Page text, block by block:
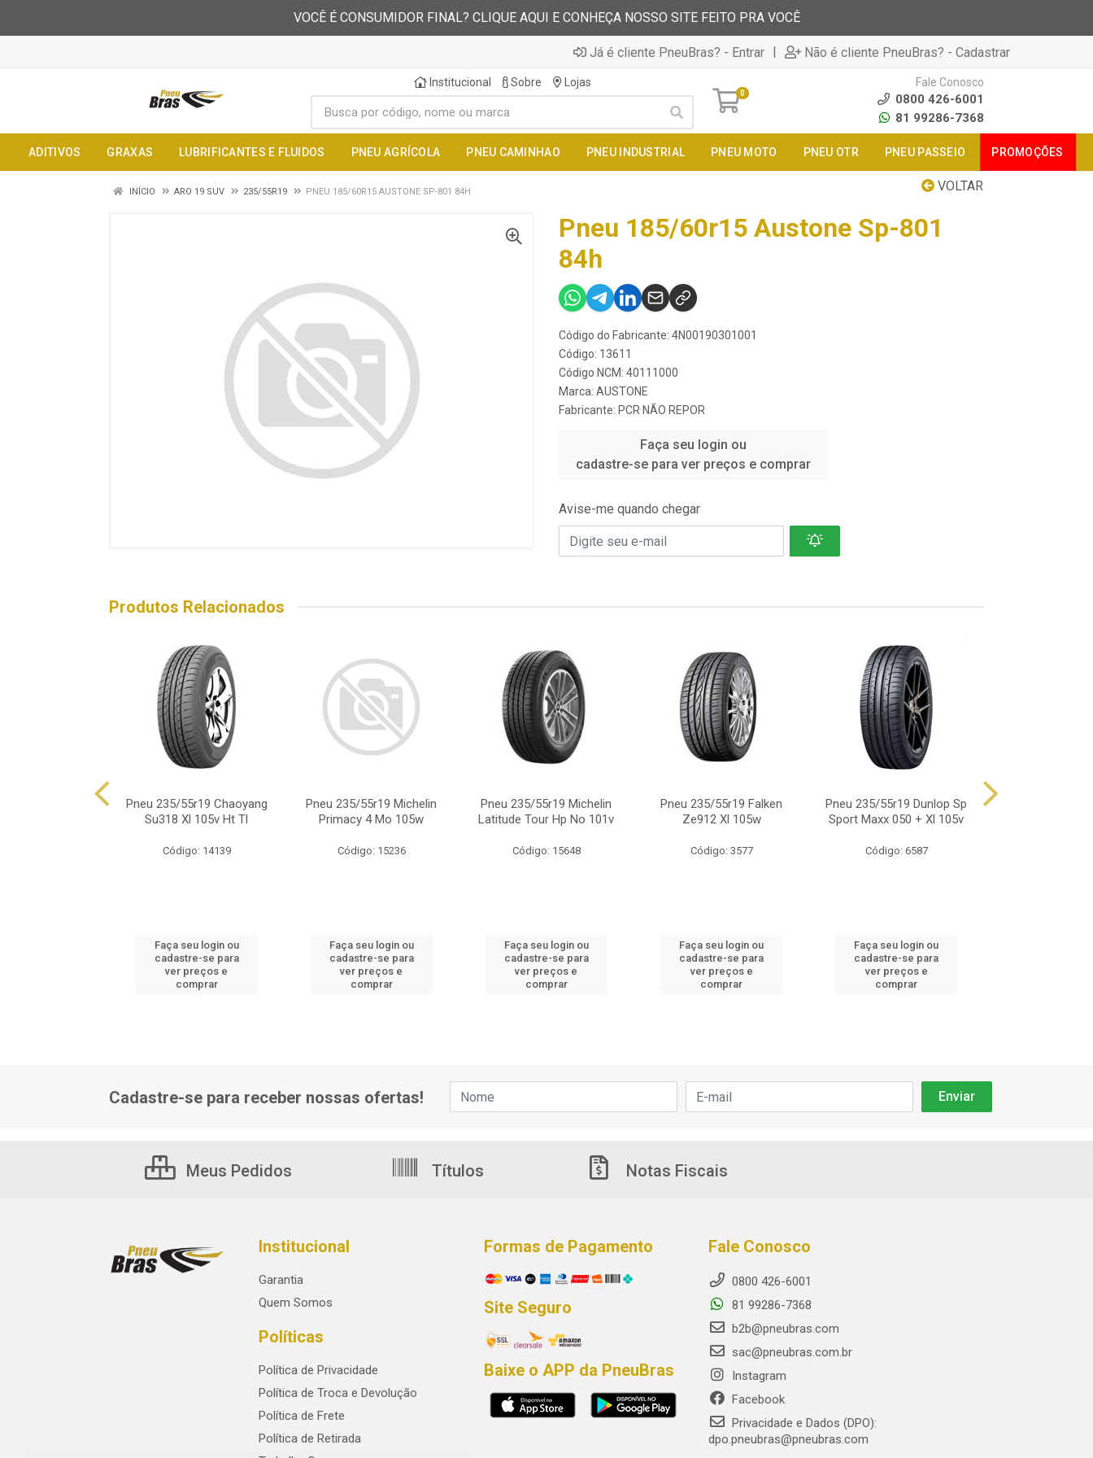
VOCÊ É CONSUMIDOR FINAL? CLIQUE AQUI E CONHEÇA NOSSO SITE FEITO PRA VOCÊ
Já é cliente PneuBras? - Entrar | Não é cliente PneuBras? - Cadastrar
Institucional Sobre Lojas
0
Fale Conosco
0800 426-6001
81 99286-7368
ADITIVOS GRAXAS LUBRIFICANTES E FLUIDOS PNEU AGRÍCOLA PNEU CAMINHAO PNEU INDUSTRIAL PNEU MOTO PNEU OTR PNEU PASSEIO PROMOÇÕES
VOLTAR
INÍCIO ARO 19 SUV 235/55R19 PNEU 185/60R15 AUSTONE SP-801 84H
Pneu 185/60r15 Austone Sp-801
84h
Código do Fabricante: 4N00190301001
Código: 13611
Código NCM: 40111000
Marca: AUSTONE
Fabricante: PCR NÃO REPOR
Faça seu login ou
cadastre-se para ver preços e comprar
Avise-me quando chegar
Produtos Relacionados
Pneu 235/55r19 Chaoyang
Su318 Xl 105v Ht Tl
Código: 14139
Faça seu login ou
cadastre-se para
ver preços e
comprar
Pneu 235/55r19 Michelin
Primacy 4 Mo 105w
Código: 15236
Faça seu login ou
cadastre-se para
ver preços e
comprar
Pneu 235/55r19 Michelin
Latitude Tour Hp No 101v
Código: 15648
Faça seu login ou
cadastre-se para
ver preços e
comprar
Pneu 235/55r19 Falken
Ze912 Xl 105w
Código: 3577
Faça seu login ou
cadastre-se para
ver preços e
comprar
Pneu 235/55r19 Dunlop Sp
Sport Maxx 050 + Xl 105v
Código: 6587
Faça seu login ou
cadastre-se para
ver preços e
comprar
Cadastre-se para receber nossas ofertas!
Meus Pedidos Títulos Notas Fiscais
Institucional
Garantia
Quem Somos
Políticas
Política de Privacidade
Política de Troca e Devolução
Política de Frete
Política de Retirada
Formas de Pagamento
Site Seguro
Baixe o APP da PneuBras
Fale Conosco
0800 426-6001
81 99286-7368
b2b@pneubras.com
sac@pneubras.com.br
Instagram
Facebook
Privacidade e Dados (DPO):
dpo.pneubras@pneubras.com